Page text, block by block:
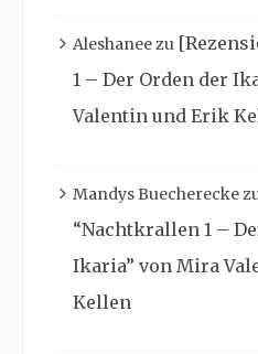
Aleshaneezu
1 – Der Orden der
Valentin und Erik
Mandys Buecherecke
“Nachtkrallen 1 –
Ikaria” von Mira
Kellen